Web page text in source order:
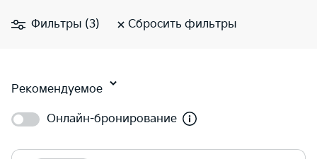
Фильтры (3) Сбросить фильтры
Рекомендуемое
Онлайн-бронирование